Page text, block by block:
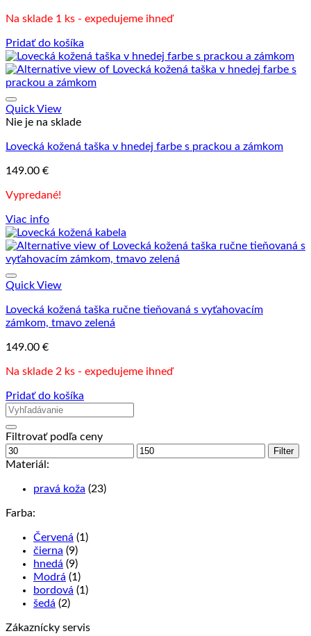
Na sklade 1 ks - expedujeme ihneď
Pridať do košíka
Quick View
Nie je na sklade
Lovecká kožená taška v hnedej farbe s prackou a zámkom
149.00 €
Vypredané!
Viac info
Quick View
Lovecká kožená taška ručne tieňovaná s vyťahovacím
zámkom, tmavo zelená
149.00 €
Na sklade 2 ks - expedujeme ihneď
Pridať do košíka
Filtrovať podľa ceny
Minimálna
cena
Maximálna
Filter
Materiál:
pravá koža (23)
Farba:
Červená (1)
čierna (9)
hnedá (9)
Modrá (1)
bordová (1)
šedá (2)
Zákaznícky servis